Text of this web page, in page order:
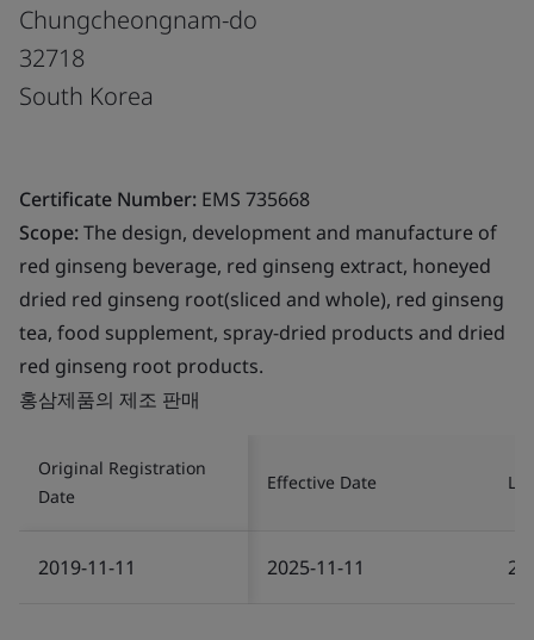
Chungcheongnam-do
32718
South Korea
Certificate Number: EMS 735668
Scope:The design, development and manufacture of
red ginseng beverage, red ginseng extract, honeyed
dried red ginseng root(sliced and whole), red ginseng
tea, food supplement, spray-dried products and dried
red ginseng root products.
홍삼제품의 제조 판매
Original Registration
Date
Effective Date
2019-11-11 2025-11-11